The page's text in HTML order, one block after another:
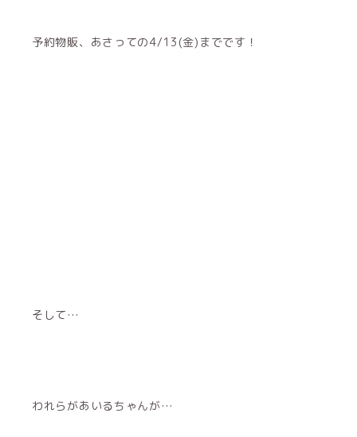
予約物販、あさっての4/13(金)までです！
そして…
われらがあいるちゃんが…